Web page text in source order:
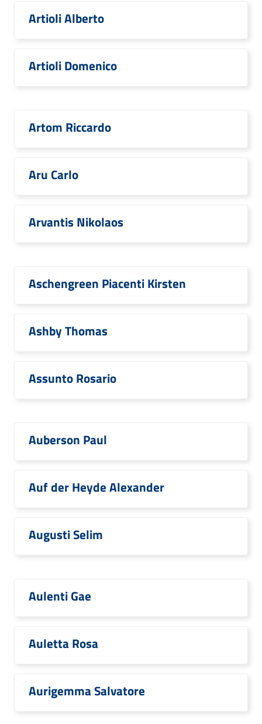
Artioli Alberto
Artioli Domenico
Artom Riccardo
Aru Carlo
Arvantis Nikolaos
Aschengreen Piacenti Kirsten
Ashby Thomas
Assunto Rosario
Auberson Paul
Auf der Heyde Alexander
Augusti Selim
Aulenti Gae
Auletta Rosa
Aurigemma Salvatore